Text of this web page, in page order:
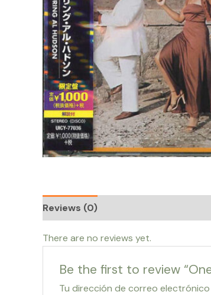
Reviews (0)
There are no reviews yet.
Be the first to review
Tu dirección de correo